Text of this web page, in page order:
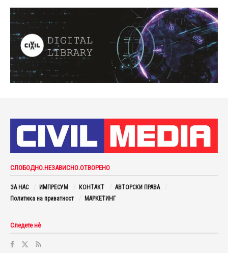
СЛОБОДНО.НЕЗАВИСНО.ОТВОРЕНО
ЗА НАС ИМПРЕСУМ КОНТАКТ
АВТОРСКИ ПРАВА
Политика на приватност
МАРКЕТИНГ
Следете нè